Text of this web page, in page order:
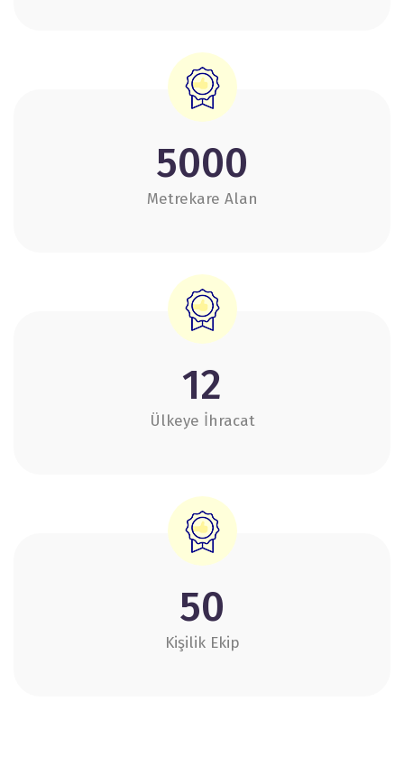
5000
Metrekare Alan
12
Ülkeye İhracat
50
Kişilik Ekip